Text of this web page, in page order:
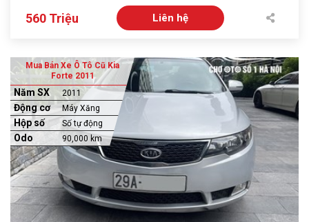
560 Triệu Liên hệ
Mua Bán Xe Ô Tô Cũ Kia
Forte 2011
Năm SX 2011
Động cơ Máy Xăng
Hộp số Số tự động
Odo 90,000 km